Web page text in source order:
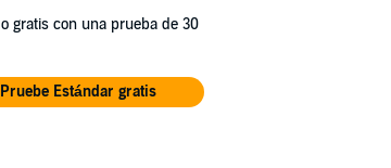
o gratis con una prueba de 30
Pruebe Estándar gratis